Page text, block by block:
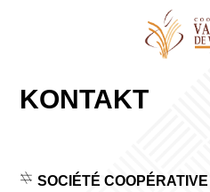
KONTAKT
SOCIÉTÉ